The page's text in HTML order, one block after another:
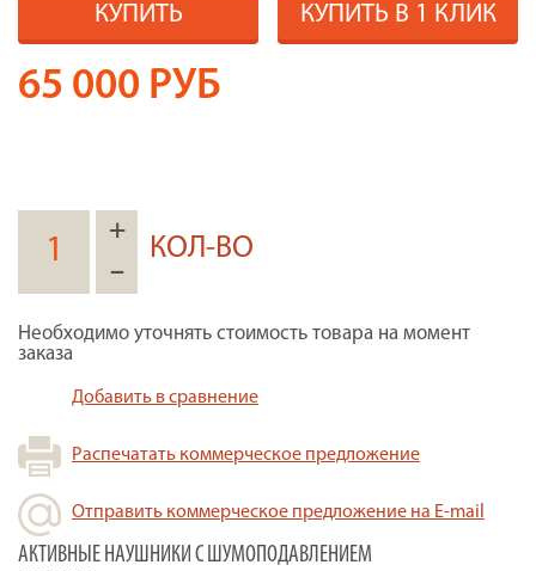
КУПИТЬ КУПИТЬ В 1 КЛИК
65 000 РУБ
+
–
КОЛ-ВО
Необходимо уточнять стоимость товара на момент
заказа
Добавить в сравнение
Распечатать коммерческое предложение
Отправить коммерческое предложение на E-mail
АКТИВНЫЕ НАУШНИКИ С ШУМОПОДАВЛЕНИЕМ